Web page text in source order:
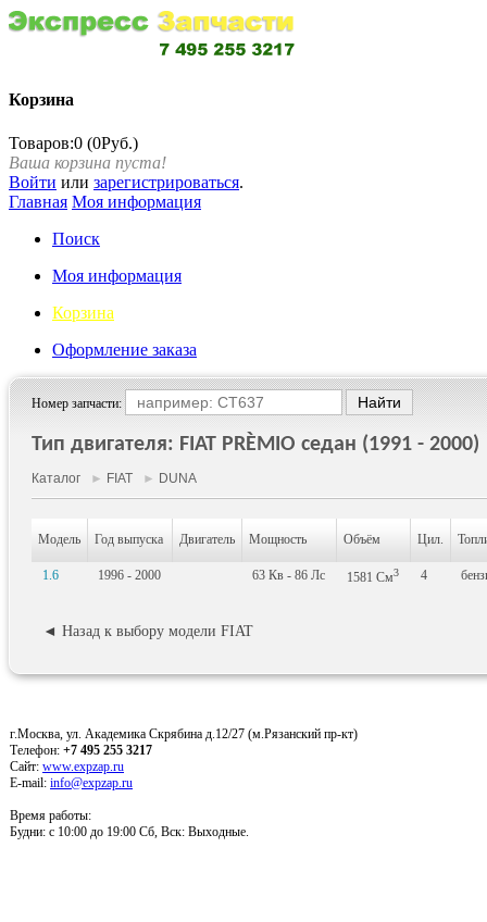
Корзина
Товаров:0 (0Руб.)
Ваша корзина пуста!
Войти или зарегистрироваться.
Главная Моя информация
Поиск
Моя информация
Корзина
Оформление заказа
Номер запчасти:
Тип двигателя: FIAT PRÈMIO седан (1991 - 2000)
Каталог ► FIAT ► DUNA
Модель Год выпуска Двигатель Мощность Объём Цил.
1.6 1996 - 2000 63 Кв - 86 Лс 1581 См3 4
◄ Назад к выбору модели FIAT
г.Москва, ул. Академика Скрябина д.12/27 (м.Рязанский пр-кт)
Телефон: +7 495 255 3217
Сайт: www.expzap.ru
E-mail: info@expzap.ru
Время работы:
Будни: c 10:00 до 19:00 Сб, Вск: Выходные.